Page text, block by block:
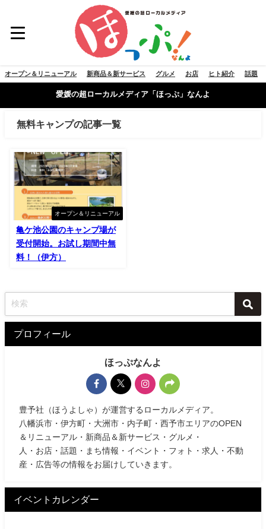
オープン＆リニューアル 新商品＆新サービス グルメ お店 ヒト紹介 話題
愛媛の超ローカルメディア「ほっぷ」なんよ
無料キャンプの記事一覧
オープン＆リニューアル
亀ケ池公園のキャンプ場が
受付開始。お試し期間中無
料！（伊方）
プロフィール
ほっぷなんよ
豊予社（ほうよしゃ）が運営するローカルメディア。
八幡浜市・伊方町・大洲市・内子町・西予市エリアのOPEN
＆リニューアル・新商品＆新サービス・グルメ・
人・お店・話題・まち情報・イベント・フォト・求人・不動
産・広告等の情報をお届けしていきます。
イベントカレンダー